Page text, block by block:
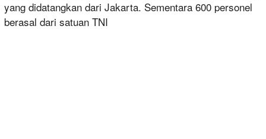
yang didatangkan dari Jakarta. Sementara 600 personel
berasal dari satuan TNI